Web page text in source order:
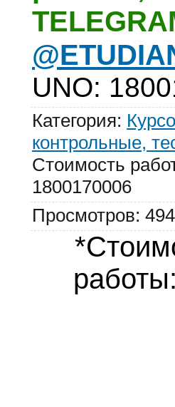
UNO:
Категория:
контрольные,
Стоимость
1800170006
Просмотров: 494